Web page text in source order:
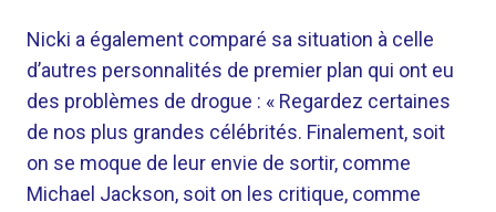
Nicki a également comparé sa situation à celle
d’autres personnalités de premier plan qui ont eu
des problèmes de drogue : « Regardez certaines
de nos plus grandes célébrités. Finalement, soit
on se moque de leur envie de sortir, comme
Michael Jackson, soit on les critique, comme